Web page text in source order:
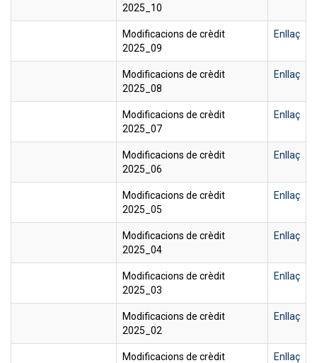
2025_10
Modificacions de crèdit
2025_09
Enllaç
Modificacions de crèdit
2025_08
Enllaç
Modificacions de crèdit
2025_07
Enllaç
Modificacions de crèdit
2025_06
Enllaç
Modificacions de crèdit
2025_05
Enllaç
Modificacions de crèdit
2025_04
Enllaç
Modificacions de crèdit
2025_03
Enllaç
Modificacions de crèdit
2025_02
Enllaç
Modificacions de crèdit
Enllaç